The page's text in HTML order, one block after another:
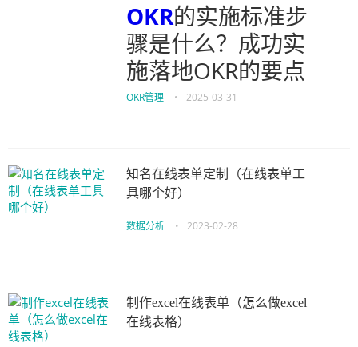
OKR的实施标准步
骤是什么？成功实
施落地OKR的要点
OKR管理 • 2025-03-31
知名在线表单定制（在线表单工
具哪个好）
数据分析 • 2023-02-28
制作excel在线表单（怎么做excel
在线表格）